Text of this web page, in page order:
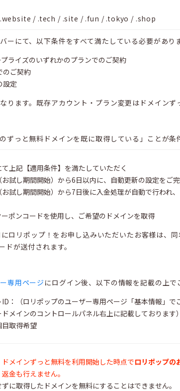
/ .tech / .site / .fun / .tokyo / .shop
ーにて、以下条件をすべて満たしている必要がありま
ライズのいずれかのプランでのご契約
のご契約
設定
ります。既存アカウント・プラン変更はドメインず
ずっと無料ドメインを既に取得している」ことが条
上記【適用条件】を満たしていただく
試し期間開始）から6日以内に、自動更新の設定をご
試し期間開始）から7日後に入金処理が自動で行われ
ポンコードを使用し、ご希望のドメインを取得
ロリポップ！をお申し込みいただいたお客様は、
が送付されます。
専用ページ にログイン後、以下の情報を記載の上で
：（ロリポップのユーザー専用ページ「基本情報」で
メインのコントロールパネル右上に記載しております）
目取得希望
メインずっと無料を利用開始した時点でロリポップの
金も行えません。
に取得したドメインを無料にすることはできません。